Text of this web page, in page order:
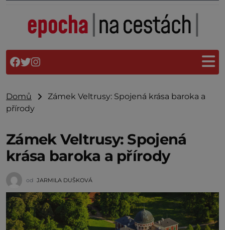
Domů
Zámek Veltrusy: Spojená krása baroka a
přírody
Zámek Veltrusy: Spojená
krása baroka a přírody
od JARMILA DUŠKOVÁ